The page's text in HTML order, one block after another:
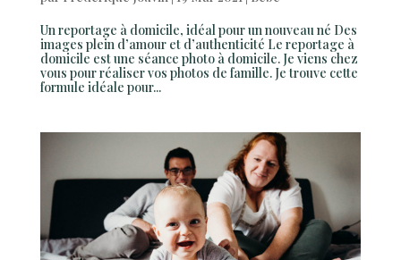
Un reportage à domicile, idéal pour un nouveau né Des
images plein d’amour et d’authenticité Le reportage à
domicile est une séance photo à domicile. Je viens chez
vous pour réaliser vos photos de famille. Je trouve cette
formule idéale pour...